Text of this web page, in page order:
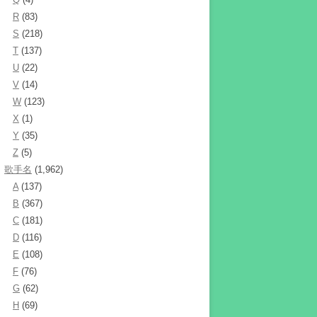
R (83)
S (218)
T (137)
U (22)
V (14)
W (123)
X (1)
Y (35)
Z (5)
歌手名 (1,962)
A(137)
B (367)
C (181)
D (116)
E (108)
F (76)
G (62)
H (69)